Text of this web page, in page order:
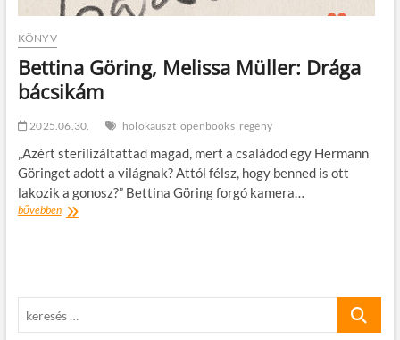
KÖNYV
Bettina Göring, Melissa Müller: Drága
bácsikám
2025.06.30. holokauszt openbooks regény
„Azért sterilizáltattad magad, mert a családod egy Hermann
Göringet adott a világnak? Attól félsz, hogy benned is ott
lakozik a gonosz?” Bettina Göring forgó kamera…
bővebbenBettina
keresés